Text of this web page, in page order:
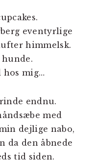
eventyrlige
himmelsk.
hos mig…
endnu.
med
dejlige nabo,
da den åbnede
tid siden.